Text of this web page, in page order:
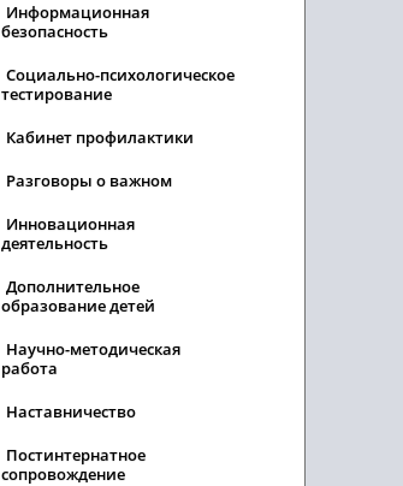
Информационная
безопасность
Социально-психологическое
тестирование
Кабинет профилактики
Разговоры о важном
Инновационная
деятельность
Дополнительное
образование детей
Научно-методическая
работа
Наставничество
Постинтернатное
сопровождение